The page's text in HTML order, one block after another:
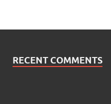
RECENT COMMENTS